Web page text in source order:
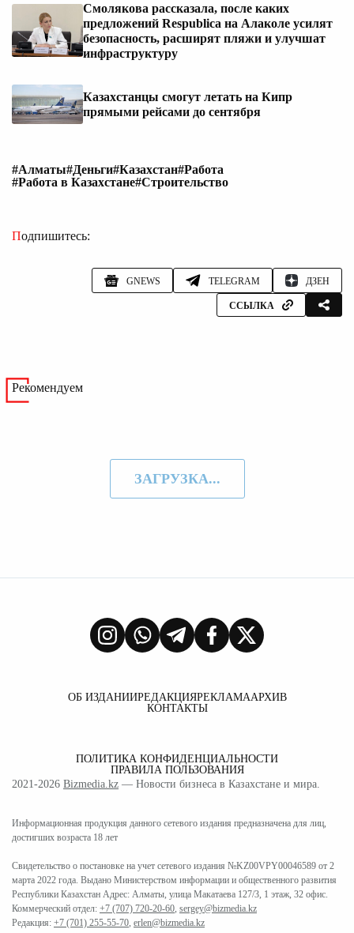
Смолякова рассказала, после каких
предложений Respublica на Алаколе усилят
безопасность, расширят пляжи и улучшат
инфраструктуру
Казахстанцы смогут летать на Кипр
прямыми рейсами до сентября
#Алматы#Деньги#Казахстан#Работа
#Работа в Казахстане#Строительство
Подпишитесь:
GNEWS TELEGRAM ДЗЕН
ССЫЛКА
Рекомендуем
ЗАГРУЗКА...
ОБ ИЗДАНИИРЕДАКЦИЯРЕКЛАМААРХИВ
КОНТАКТЫ
ПОЛИТИКА КОНФИДЕНЦИАЛЬНОСТИ
ПРАВИЛА ПОЛЬЗОВАНИЯ
2021-2026 Bizmedia.kz — Новости бизнеса в Казахстане и мира.
Информационная продукция данного сетевого издания предназначена для лиц,
достигших возраста 18 лет
Свидетельство о постановке на учет сетевого издания №KZ00VPY00046589 от 2
марта 2022 года. Выдано Министерством информации и общественного развития
Республики Казахстан Адрес: Алматы, улица Макатаева 127/3, 1 этаж, 32 офис.
Коммерческий отдел: +7 (707) 720-20-60, sergey@bizmedia.kz
Редакция: +7 (701) 255-55-70, erlen@bizmedia.kz